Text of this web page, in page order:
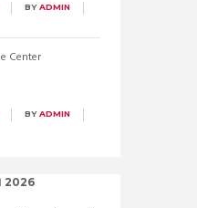
BYADMIN
Center
BYADMIN
2026